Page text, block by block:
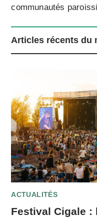
communautés
Articles récents du
ACTUALITÉS
Festival Cigale :